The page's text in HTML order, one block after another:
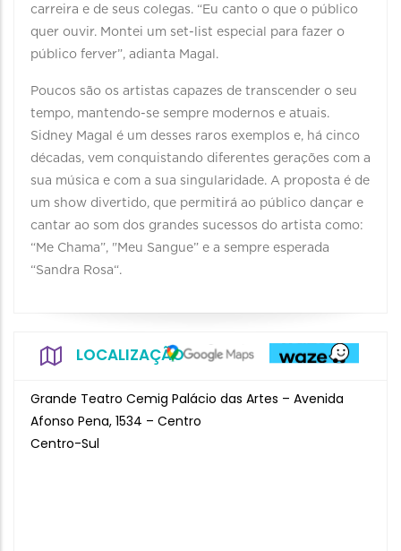
carreira e de seus colegas. “Eu canto o que o público
quer ouvir. Montei um set-list especial para fazer o
público ferver”, adianta Magal.
Poucos são os artistas capazes de transcender o seu
tempo, mantendo-se sempre modernos e atuais.
Sidney Magal é um desses raros exemplos e, há cinco
décadas, vem conquistando diferentes gerações com a
sua música e com a sua singularidade. A proposta é de
um show divertido, que permitirá ao público dançar e
cantar ao som dos grandes sucessos do artista como:
“Me Chama”, "Meu Sangue” e a sempre esperada
“Sandra Rosa“.
LOCALIZAÇÃO
Grande Teatro Cemig Palácio das Artes – Avenida
Afonso Pena, 1534 – Centro
Centro-Sul